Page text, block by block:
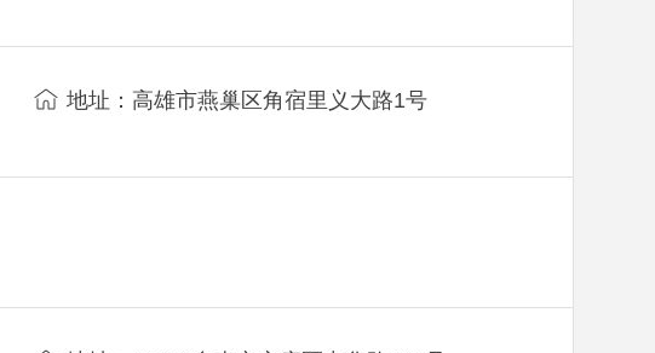
地址：高雄市燕巢区角宿里义大路1号